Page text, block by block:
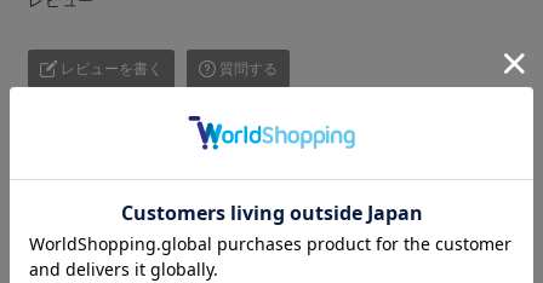
レビューを書く 質問する
レビュー投稿がありません。